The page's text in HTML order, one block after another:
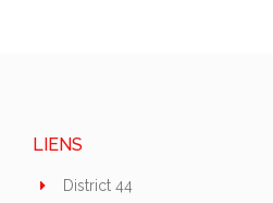
LIENS
District 44